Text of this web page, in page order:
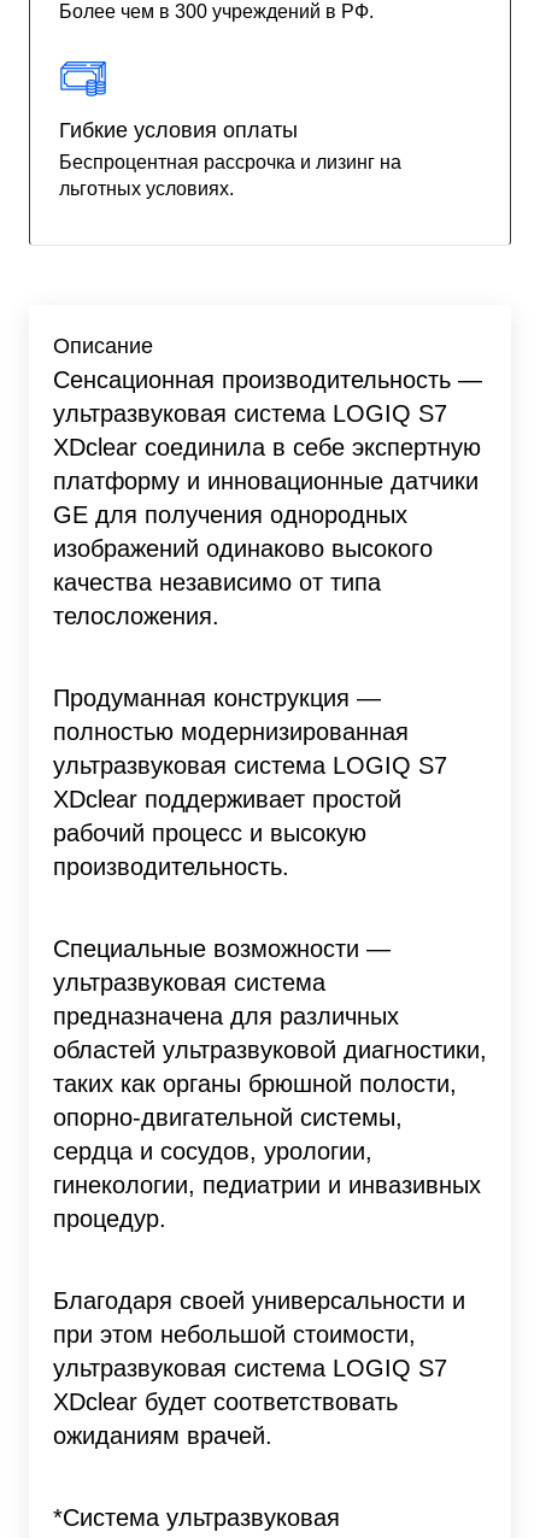
Более чем в 300 учреждений в РФ.
Гибкие условия оплаты
Беспроцентная рассрочка и лизинг на
льготных условиях.
Описание
Сенсационная производительность —
ультразвуковая система LOGIQ S7
XDclear соединила в себе экспертную
платформу и инновационные датчики
GE для получения однородных
изображений одинаково высокого
качества независимо от типа
телосложения.
Продуманная конструкция —
полностью модернизированная
ультразвуковая система LOGIQ S7
XDclear поддерживает простой
рабочий процесс и высокую
производительность.
Специальные возможности —
ультразвуковая система
предназначена для различных
областей ультразвуковой диагностики,
таких как органы брюшной полости,
опорно-двигательной системы,
сердца и сосудов, урологии,
гинекологии, педиатрии и инвазивных
процедур.
Благодаря своей универсальности и
при этом небольшой стоимости,
ультразвуковая система LOGIQ S7
XDclear будет соответствовать
ожиданиям врачей.
*Система ультразвуковая